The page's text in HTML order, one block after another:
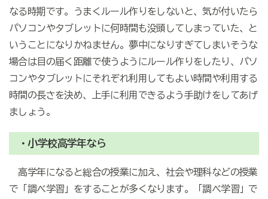
なる時期です。うまくルール作りをしないと、気が付いたら
パソコンやタブレットに何時間も没頭してしまっていた、と
いうことになりかねません。夢中になりすぎてしまいそうな
場合は目の届く距離で使うようにルール作りをしたり、パソ
コンやタブレットにそれぞれ利用してもよい時間や利用する
時間の長さを決め、上手に利用できるよう手助けをしてあげ
ましょう。
・小学校高学年なら
高学年になると総合の授業に加え、社会や理科などの授業
で「調べ学習」をすることが多くなります。「調べ学習」で